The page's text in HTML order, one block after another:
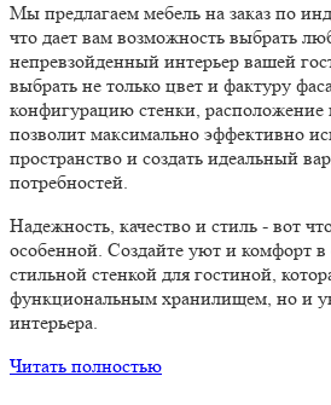
Мы предлагаем мебель на заказ по
что дает вам возможность выбрать
непревзойденный интерьер вашей
выбрать не только цвет и фактуру
конфигурацию стенки,
позволит максимально эффективно
пространство и создать идеальный
потребностей.
Надежность, качество и стиль - вот
особенной. Создайте уют и комфорт
стильной стенкой для гостиной,
функциональным хранилищем, но и
интерьера.
Читать полностью